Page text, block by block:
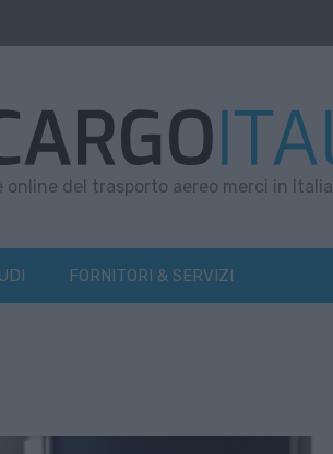
online del trasporto aereo merci in Italia
FORNITORI & SERVIZI